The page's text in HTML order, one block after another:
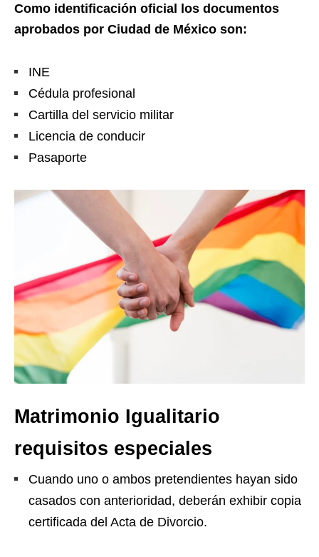
Como identificación oficial los documentos
aprobados por Ciudad de México son:
INE
Cédula profesional
Cartilla del servicio militar
Licencia de conducir
Pasaporte
Matrimonio Igualitario
requisitos especiales
Cuando uno o ambos pretendientes hayan sido
casados con anterioridad, deberán exhibir copia
certificada del Acta de Divorcio.